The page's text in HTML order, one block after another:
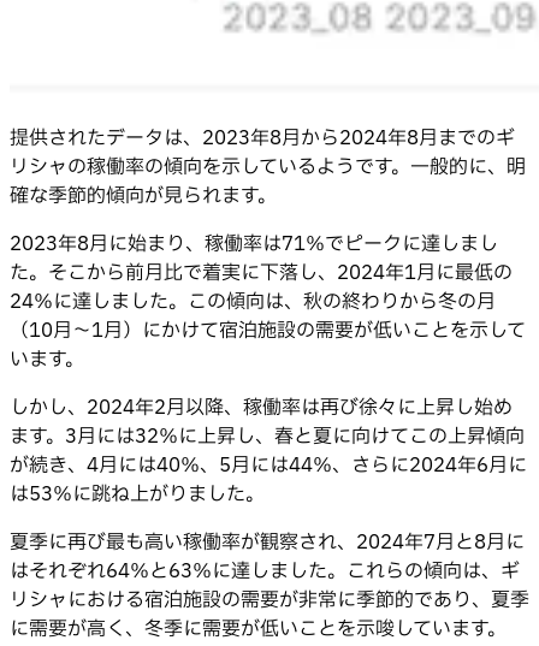
提供されたデータは、2023年8月から2024年8月までのギ
リシャの稼働率の傾向を示しているようです。一般的に、明
確な季節的傾向が見られます。
2023年8月に始まり、稼働率は71％でピークに達しまし
た。そこから前月比で着実に下落し、2024年1月に最低の
24％に達しました。この傾向は、秋の終わりから冬の月
（10月〜1月）にかけて宿泊施設の需要が低いことを示して
います。
しかし、2024年2月以降、稼働率は再び徐々に上昇し始め
ます。3月には32％に上昇し、春と夏に向けてこの上昇傾向
が続き、4月には40％、5月には44％、さらに2024年6月に
は53％に跳ね上がりました。
夏季に再び最も高い稼働率が観察され、2024年7月と8月に
はそれぞれ64％と63％に達しました。これらの傾向は、ギ
リシャにおける宿泊施設の需要が非常に季節的であり、夏季
に需要が高く、冬季に需要が低いことを示唆しています。